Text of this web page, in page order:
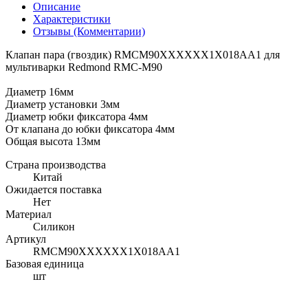
Описание
Характеристики
Отзывы (Комментарии)
Клапан пара (гвоздик) RMCM90XXXXXX1X018AA1 для
мультиварки Redmond RMC-M90
Диаметр 16мм
Диаметр установки 3мм
Диаметр юбки фиксатора 4мм
От клапана до юбки фиксатора 4мм
Общая высота 13мм
Страна производства
Китай
Ожидается поставка
Нет
Материал
Силикон
Артикул
RMCM90XXXXXX1X018AA1
Базовая единица
шт